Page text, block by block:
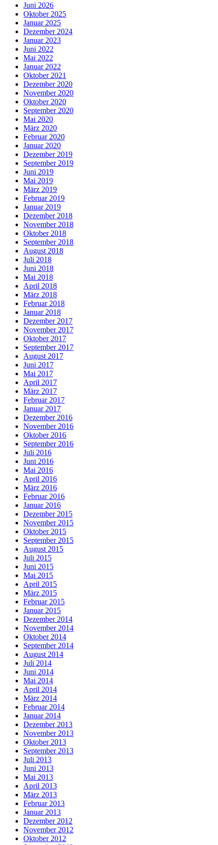
Juni 2026
Oktober 2025
Januar 2025
Dezember 2024
Januar 2023
Juni 2022
Mai 2022
Januar 2022
Oktober 2021
Dezember 2020
November 2020
Oktober 2020
September 2020
Mai 2020
März 2020
Februar 2020
Januar 2020
Dezember 2019
September 2019
Juni 2019
Mai 2019
März 2019
Februar 2019
Januar 2019
Dezember 2018
November 2018
Oktober 2018
September 2018
August 2018
Juli 2018
Juni 2018
Mai 2018
April 2018
März 2018
Februar 2018
Januar 2018
Dezember 2017
November 2017
Oktober 2017
September 2017
August 2017
Juni 2017
Mai 2017
April 2017
März 2017
Februar 2017
Januar 2017
Dezember 2016
November 2016
Oktober 2016
September 2016
Juli 2016
Juni 2016
Mai 2016
April 2016
März 2016
Februar 2016
Januar 2016
Dezember 2015
November 2015
Oktober 2015
September 2015
August 2015
Juli 2015
Juni 2015
Mai 2015
April 2015
März 2015
Februar 2015
Januar 2015
Dezember 2014
November 2014
Oktober 2014
September 2014
August 2014
Juli 2014
Juni 2014
Mai 2014
April 2014
März 2014
Februar 2014
Januar 2014
Dezember 2013
November 2013
Oktober 2013
September 2013
Juli 2013
Juni 2013
Mai 2013
April 2013
März 2013
Februar 2013
Januar 2013
Dezember 2012
November 2012
Oktober 2012